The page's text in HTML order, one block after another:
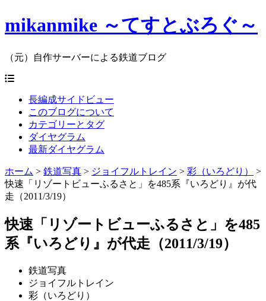
mikanmike ～てすとぶろぐ～
（元）自作サーバーによる鉄道ブログ
長編成サイドビュー
このブログについて
カテゴリーとタグ
ダイヤグラム
最新ダイヤグラム
ホーム > 鉄道写真 > ジョイフルトレイン > 彩（いろどり）
>
快速「リゾートビューふるさと」を485系『いろどり』が代
走（2011/3/19）
快速「リゾートビューふるさと」を485
系『いろどり』が代走（2011/3/19）
鉄道写真
ジョイフルトレイン
彩（いろどり）